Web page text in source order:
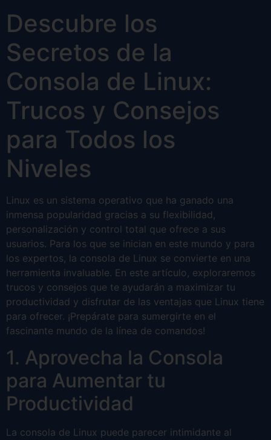
Descubre los
Secretos de la
Consola de Linux:
Trucos y Consejos
para Todos los
Niveles
Linux es un sistema operativo que ha ganado una
inmensa popularidad gracias a su flexibilidad,
personalización y control total que ofrece a sus
usuarios. Para los que se inician en este mundo y para
los expertos, la consola de Linux se convierte en una
herramienta invaluable. En este artículo, exploraremos
trucos y consejos que te ayudarán a maximizar tu
productividad y disfrutar de las ventajas que Linux tiene
para ofrecer. ¡Prepárate para sumergirte en el
fascinante mundo de la línea de comandos!
1. Aprovecha la Consola
para Aumentar tu
Productividad
La consola de Linux puede parecer intimidante al